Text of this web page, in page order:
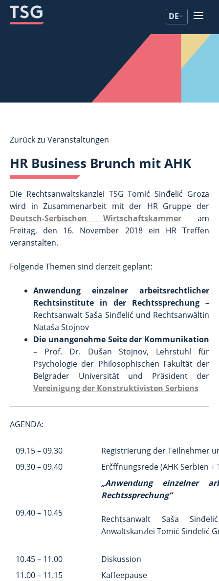
Zum
Inhalt
Zum
Inhalt
DE
Zurück zu Veranstaltungen
HR Business Brunch mit AHK
Die Rechtsanwaltskanzlei TSG Tomić Sinđelić Groza
wird in Zusammenarbeit mit der HR Gruppe der
Deutsch-Serbischen Wirtschaftskammer am
Freitag, den 16. November 2018 ein HR Treffen
veranstalten.
Folgende Themen sind derzeit geplant:
Anwendung einzelner arbeitsrechtlicher
Rechtsinstitute in der Rechtssprechung –
Rechtsanwalt Saša Sinđelić und Rechtsanwältin
Nataša Stojnov
Die unangenehme Seite der Kommunikation
– Prof. Dr. Dušan Stojnov, Lehrstuhl für
Psychologie der Philosophischen Fakultät der
Belgrader Universität und Präsident der
Vereinigung der Konstruktivisten Serbiens
AGENDA:
09.15 – 09.30
Registrierung der Teilnehmer
09.30 – 09.40
Erčffnungsrede (AHK Serbien +
09.40 – 10.45
„Anwendung einzelner
Rechtssprechung”
Rechtsanwalt Saša
Anwaltskanzlei Tomić Sinđelić
10.45 – 11.00
Diskussion
11.00 – 11.15
Kaffeepause